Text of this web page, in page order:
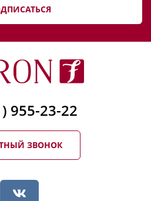
955-23-22
ЗВОНОК